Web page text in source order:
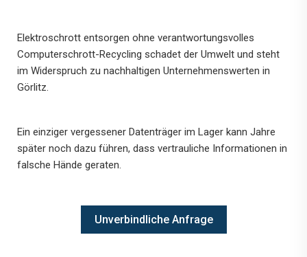
Elektroschrott entsorgen ohne verantwortungsvolles
Computerschrott-Recycling schadet der Umwelt und steht
im Widerspruch zu nachhaltigen Unternehmenswerten in
Görlitz.
Ein einziger vergessener Datenträger im Lager kann Jahre
später noch dazu führen, dass vertrauliche Informationen in
falsche Hände geraten.
Unverbindliche Anfrage